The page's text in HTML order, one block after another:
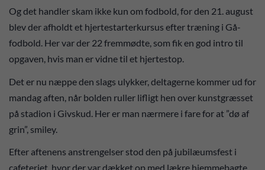
Og det handler skam ikke kun om fodbold, for den 21. august
blev der afholdt et hjertestarterkursus efter træning i Gå-
fodbold. Her var der 22 fremmødte, som fik en god intro til
opgaven, hvis man er vidne til et hjertestop.
Det er nu næppe den slags ulykker, deltagerne kommer ud for
mandag aften, når bolden ruller lifligt hen over kunstgræsset
på stadion i Givskud. Her er man nærmere i fare for at ”dø af
grin”, smiley.
Efter aftenens anstrengelser stod den på jubilæumsfest i
cafeteriet, hvor der var dækket op med lækre hjemmebagte